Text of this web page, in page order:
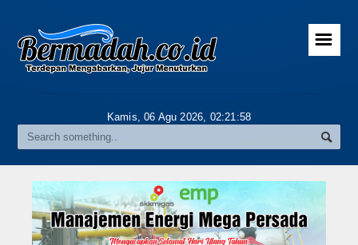
Home
Gallery
Riau
Daerah
Pekanbaru
☰
Kamis, 06 Agu 2026, 02:21:59